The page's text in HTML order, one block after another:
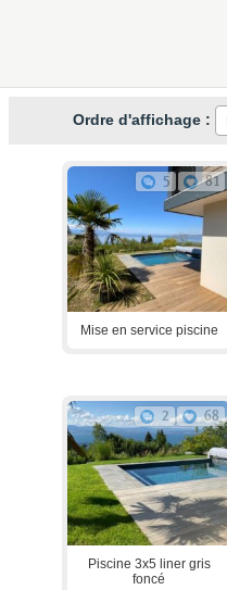
Ordre d'affichage :
5 81
Mise en service piscine
2 68
Piscine 3x5 liner gris
foncé